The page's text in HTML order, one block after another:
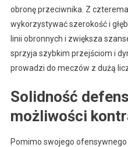
obronę przeciwnika. Z
wykorzystywać szerokość i
linii obronnych i zwiększa
sprzyja szybkim przejściom i
prowadzi do meczów z dużą
Solidność
możliwości
Pomimo swojego